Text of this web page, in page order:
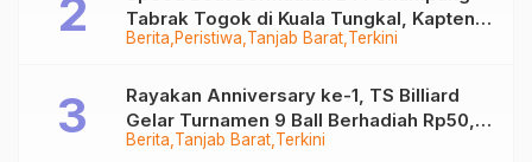
Berita Peristiwa Tanjab Barat Terkini
Tabrak Togok di Kuala Tungkal, Kapten
Sempat Hilang
Berita Tanjab Barat Terkini
Rayakan Anniversary ke-1, TS Billiard
Gelar Turnamen 9 Ball Berhadiah Rp50,8
Juta